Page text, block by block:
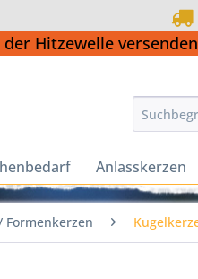
Hitzewelle
Anlasskerzen
Formenkerzen